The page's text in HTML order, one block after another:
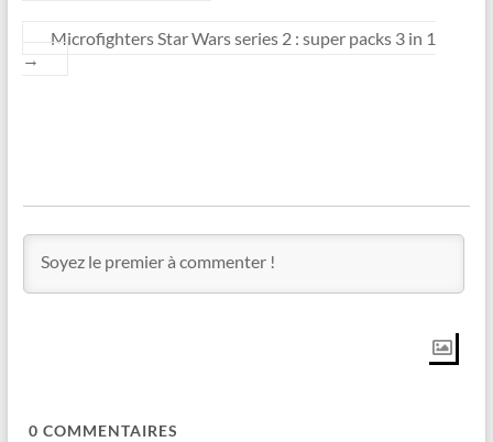
Microfighters Star Wars series 2 : super packs 3 in 1
→
0 COMMENTAIRES